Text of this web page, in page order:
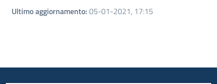
Ultimo aggiornamento: 05-01-2021, 17:15